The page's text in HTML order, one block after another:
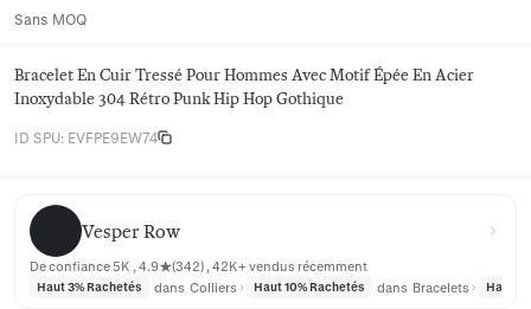
Sans MOQ
Bracelet En Cuir Tressé Pour Hommes Avec Motif Épée En Acier
Inoxydable 304 Rétro Punk Hip Hop Gothique
ID SPU: EVFPE9EW74
Vesper Row
Vesper Row
De confiance 5K , 4.9★(342) , 42K+ vendus récemment
Haut 3% Rachetés dans Colliers Haut 10% Rachetés dans Bracelets Haut